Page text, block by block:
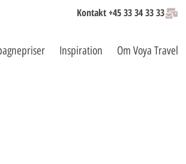
Kontakt +45 33 34 33 33
Inspiration Om Voya Travel